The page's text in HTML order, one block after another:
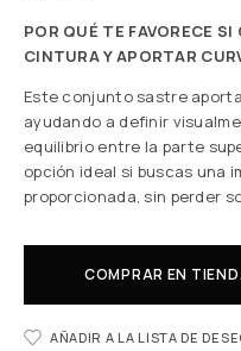
POR QUÉ TE FAVORECE
CINTURA Y APORTAR
Este conjunto sastre
ayudando a definir
equilibrio entre la parte
opción ideal si buscas una
proporcionada, sin perder
COMPRAR EN
AÑADIR A LA LISTA DE